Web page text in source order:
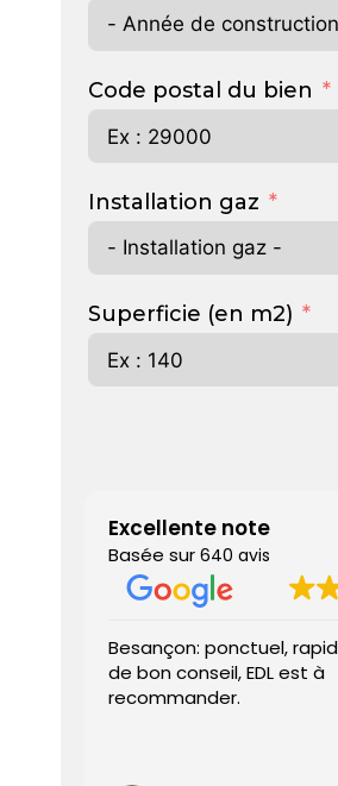
Code postal du bien
Installation gaz
Superficie (en m2)
Excellente note
Basée sur 640 avis
Besançon: ponctuel,
de bon conseil, EDL est à
recommander.